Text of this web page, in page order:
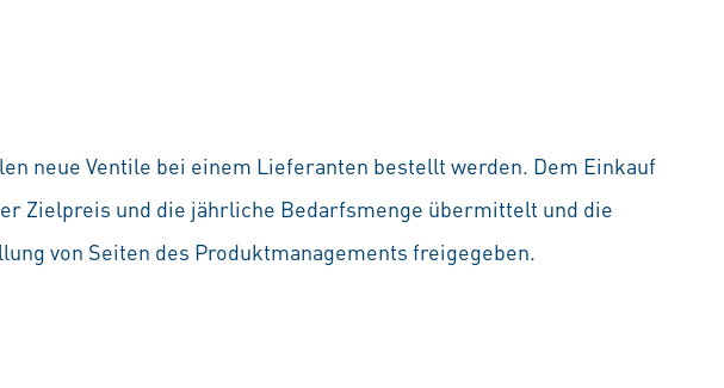
neue Ventile bei einem Lieferanten bestellt werden. Dem Einkauf
Zielpreis und die jährliche Bedarfsmenge übermittelt und die
von Seiten des Produktmanagements freigegeben.